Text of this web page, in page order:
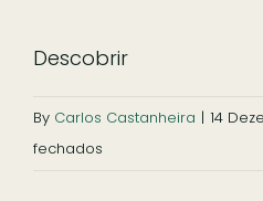
Descobrir
By Carlos Castanheira | 14
fechados